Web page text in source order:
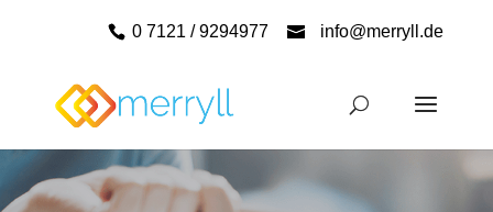
0 7121 / 9294977 info@merryll.de